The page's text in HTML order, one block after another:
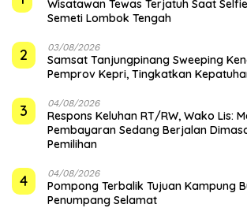
Wisatawan Tewas Terjatuh Saat
Semeti Lombok Tengah
2 03/08/2026
Samsat Tanjungpinang Sweeping
Pemprov Kepri, Tingkatkan
3 04/08/2026
‎Respons Keluhan RT/RW, Wako Lis:
Pembayaran Sedang Berjalan
Pemilihan
4 04/08/2026
Pompong Terbalik Tujuan Kampung
Penumpang Selamat